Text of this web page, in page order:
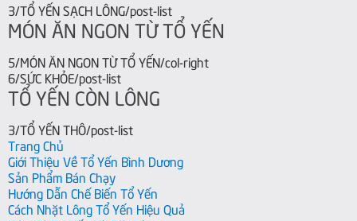
3/TỔ YẾN SẠCH LÔNG/post-list
MÓN ĂN NGON TỪ TỔ YẾN
5/MÓN ĂN NGON TỪ TỔ YẾN/col-right
6/SỨC KHỎE/post-list
TỔ YẾN CÒN LÔNG
3/TỔ YẾN THÔ/post-list
Trang Chủ
Giới Thiệu Về Tổ Yến Bình Dương
Sản Phẩm Bán Chạy
Hướng Dẫn Chế Biến Tổ Yến
Cách Nhặt Lông Tổ Yến Hiệu Quả